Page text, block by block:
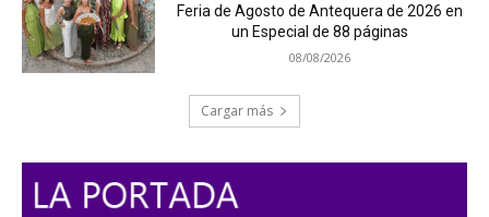
Feria de Agosto de Antequera de 2026 en
un Especial de 88 páginas
08/08/2026
Cargar más